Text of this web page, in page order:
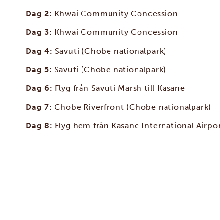
Dag 2: Khwai Community Concession
Dag 3: Khwai Community Concession
Dag 4: Savuti (Chobe nationalpark)
Dag 5: Savuti (Chobe nationalpark)
Dag 6: Flyg från Savuti Marsh till Kasane
Dag 7: Chobe Riverfront (Chobe nationalpark)
Dag 8: Flyg hem från Kasane International